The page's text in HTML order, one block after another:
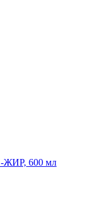
ЖИР, 600 мл